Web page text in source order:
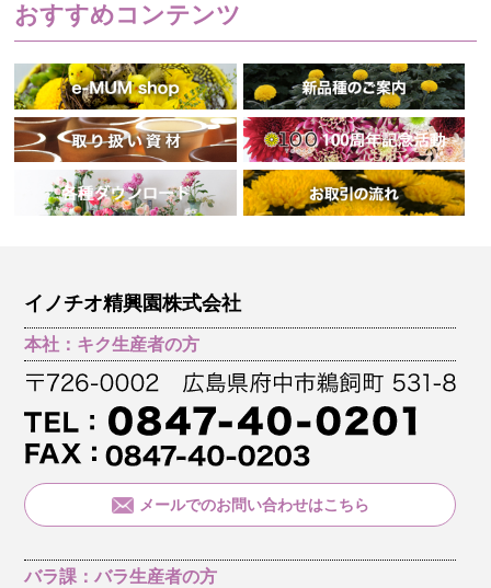
おすすめコンテンツ
イノチオ精興園株式会社
本社：キク生産者の方
メールでのお問い合わせはこちら
バラ課：バラ生産者の方